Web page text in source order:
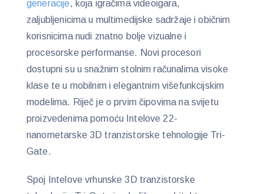
generacije, koja igračima videoigara,
zaljubljenicima u multimedijske sadržaje i običnim
korisnicima nudi znatno bolje vizualne i
procesorske performanse. Novi procesori
dostupni su u snažnim stolnim računalima visoke
klase te u mobilnim i elegantnim višefunkcijskim
modelima. Riječ je o prvim čipovima na svijetu
proizvedenima pomoću Intelove 22-
nanometarske 3D tranzistorske tehnologije Tri-
Gate.
Spoj Intelove vrhunske 3D tranzistorske